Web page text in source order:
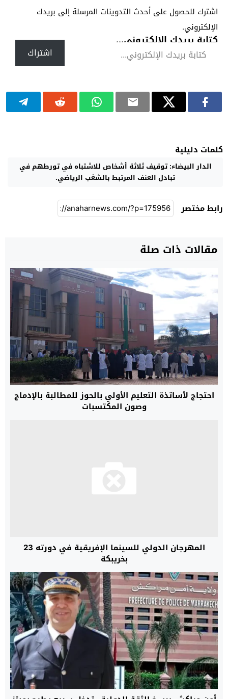
اشترك للحصول على أحدث التدوينات المرسلة إلى بريدك
الإلكتروني.
كتابة بريدك الإلكتروني...
اشتراك
كلمات دليلية
الدار البيضاء: توقيف ثلاثة أشخاص للاشتباه في تورطهم في
تبادل العنف المرتبط بالشغب الرياضي.
رابط مختصر
مقالات ذات صلة
احتجاج لأساتذة التعليم الأولي بالحوز للمطالبة بالإدماج
وصون المكتسبات
المهرجان الدولي للسينما الإفريقية في دورته 23
بخريبكة